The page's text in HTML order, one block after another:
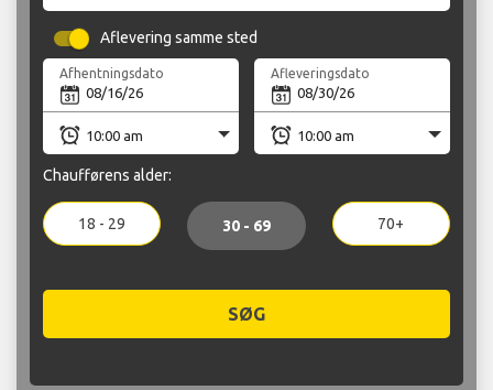
Aflevering samme sted
Afhentningsdato Afleveringsdato
Chaufførens alder:
18 - 29 30 - 69 70+
SØG